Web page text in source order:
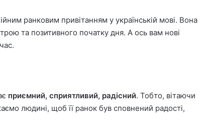
ранковим привітанням у українській мові. Вона
та позитивного початку дня. А ось вам нові
приємний, сприятливий, радісний. Тобто, вітаючи
людині, щоб її ранок був сповнений радості,